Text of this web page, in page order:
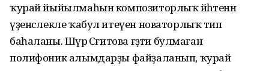
ҡурай йыйылмаһын композитор­лыҡ йәһәтенән
үҙен­сәлекле ҡабул итеүен новаторлыҡ тип
баһаланы. Шәүрә Сәғитова ғәҙәти булмаған
полифоник алым­дарҙы файҙаланып, ҡурай